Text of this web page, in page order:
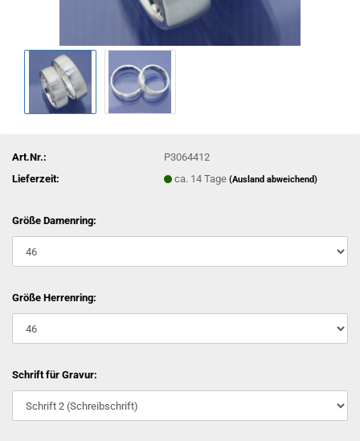
Art.Nr.:
P3064412
Lieferzeit:
ca. 14 Tage(Ausland abweichend)
Größe Damenring:
Größe Herrenring:
Schrift für Gravur: